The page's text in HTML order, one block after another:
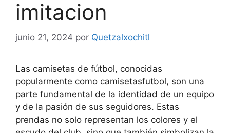
imitacion
junio 21, 2024 por Quetzalxochitl
Las camisetas de fútbol, conocidas
popularmente como camisetasfutbol, son una
parte fundamental de la identidad de un equipo
y de la pasión de sus seguidores. Estas
prendas no solo representan los colores y el